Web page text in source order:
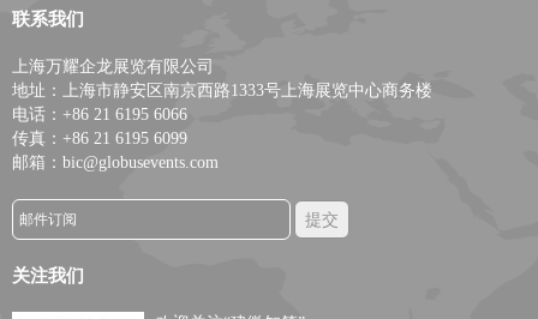
联系我们
上海万耀企龙展览有限公司
地址：上海市静安区南京西路1333号上海展览中心商务楼
电话：+86 21 6195 6066
传真：+86 21 6195 6099
邮箱：bic@globusevents.com
关注我们